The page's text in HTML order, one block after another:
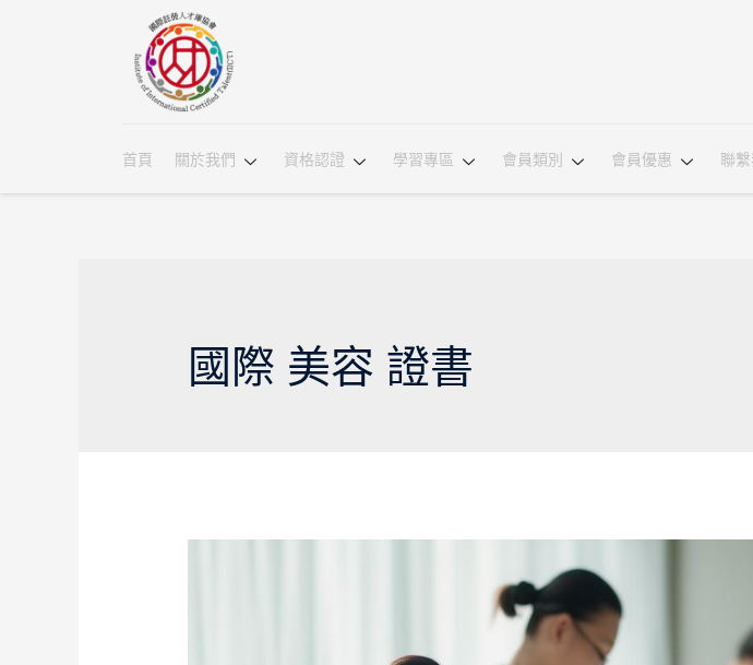
首頁 關於我們 資格認證 學習專區 會員類別 會員優惠 聯
國際 美容 證書